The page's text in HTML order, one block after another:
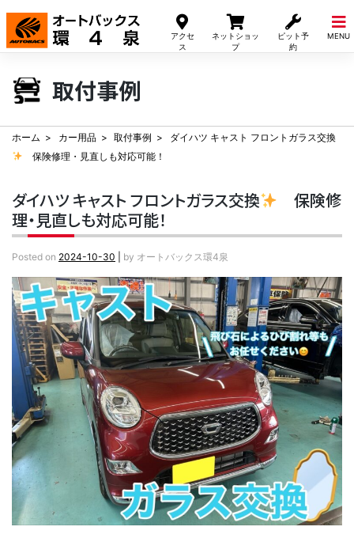
アクセ
ス
ネットショッ
プ
ピット予
約
MENU
Skip
content
取付事例
ホーム カー用品 取付事例
ダイハツ キャスト フロントガラス交換
保険修理・見直しも対応可能！
ダイハツ キャスト フロントガラス交換
保険修
理・見直しも対応可能！
Posted on 2024-10-30 by オートバックス環4泉